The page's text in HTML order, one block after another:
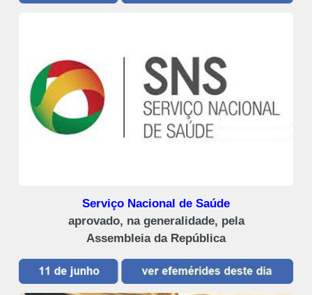
Serviço Nacional de Saúde
aprovado, na generalidade, pela
Assembleia da República